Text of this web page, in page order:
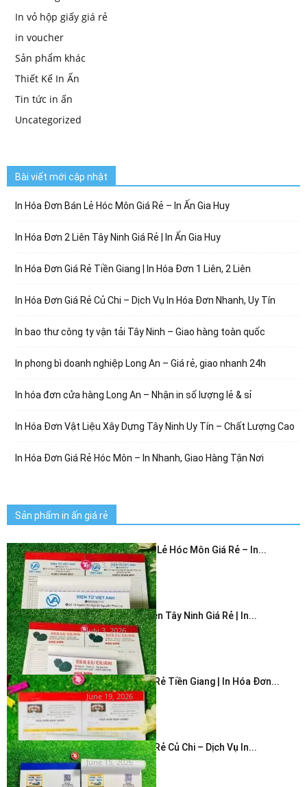
In vỏ hộp giấy giá rẻ
in voucher
Sản phẩm khác
Thiết Kế In Ấn
Tin tức in ấn
Uncategorized
Bài viết mới cập nhật
In Hóa Đơn Bán Lẻ Hóc Môn Giá Rẻ – In Ấn Gia Huy
In Hóa Đơn 2 Liên Tây Ninh Giá Rẻ | In Ấn Gia Huy
In Hóa Đơn Giá Rẻ Tiền Giang | In Hóa Đơn 1 Liên, 2 Liên
In Hóa Đơn Giá Rẻ Củ Chi – Dịch Vụ In Hóa Đơn Nhanh, Uy Tín
In bao thư công ty vận tải Tây Ninh – Giao hàng toàn quốc
In phong bì doanh nghiệp Long An – Giá rẻ, giao nhanh 24h
In hóa đơn cửa hàng Long An – Nhận in số lượng lẻ & sỉ
In Hóa Đơn Vật Liệu Xây Dựng Tây Ninh Uy Tín – Chất Lượng Cao
In Hóa Đơn Giá Rẻ Hóc Môn – In Nhanh, Giao Hàng Tận Nơi
Sản phẩm in ấn giá rẻ
In Hóa Đơn Bán Lẻ Hóc Môn Giá Rẻ – In...
July 3, 2026
In Hóa Đơn 2 Liên Tây Ninh Giá Rẻ | In...
July 3, 2026
In Hóa Đơn Giá Rẻ Tiền Giang | In Hóa Đơn...
June 19, 2026
In Hóa Đơn Giá Rẻ Củ Chi – Dịch Vụ In...
June 15, 2026